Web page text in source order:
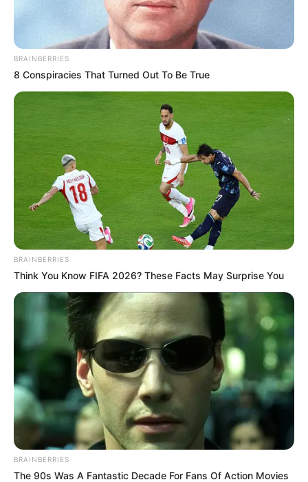
LIHAT ARTIKEL LAINNYA
BRAINBERRIES
8 Conspiracies That Turned Out To Be True
BRAINBERRIES
Think You Know FIFA 2026? These Facts May Surprise You
BRAINBERRIES
The 90s Was A Fantastic Decade For Fans Of Action Movies